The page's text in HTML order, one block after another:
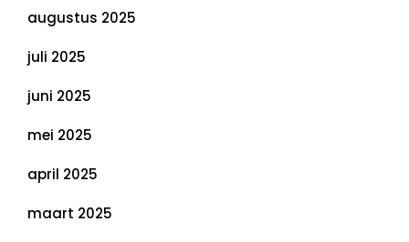
augustus 2025
juli 2025
juni 2025
mei 2025
april 2025
maart 2025